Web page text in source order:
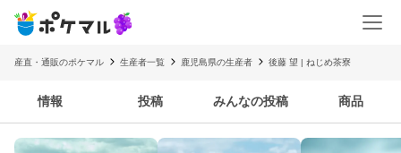
産直・通販のポケマル 生産者一覧 鹿児島県の生産者 後藤 望 | ねじめ茶寮
情報 投稿 みんなの投稿 商品